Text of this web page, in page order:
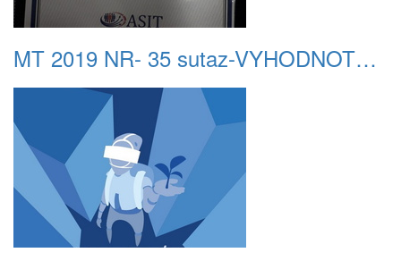
MT 2019 NR- 35 sutaz-VYHODNOTENIE 01 DIPLOM 1.MIESTO